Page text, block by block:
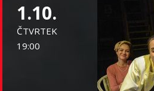
1.10.
ČTVRTEK
19:00